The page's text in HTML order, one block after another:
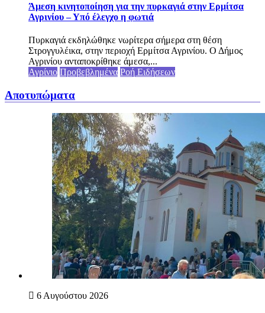
Άμεση κινητοποίηση για την πυρκαγιά στην Ερμίτσα
Αγρινίου – Υπό έλεγχο η φωτιά
Πυρκαγιά εκδηλώθηκε νωρίτερα σήμερα στη θέση
Στρογγυλέικα, στην περιοχή Ερμίτσα Αγρινίου. Ο Δήμος
Αγρινίου ανταποκρίθηκε άμεσα,...
Αγρίνιο Προβεβλημένα Ροή Ειδήσεων
Αποτυπώματα
6 Αυγούστου 2026